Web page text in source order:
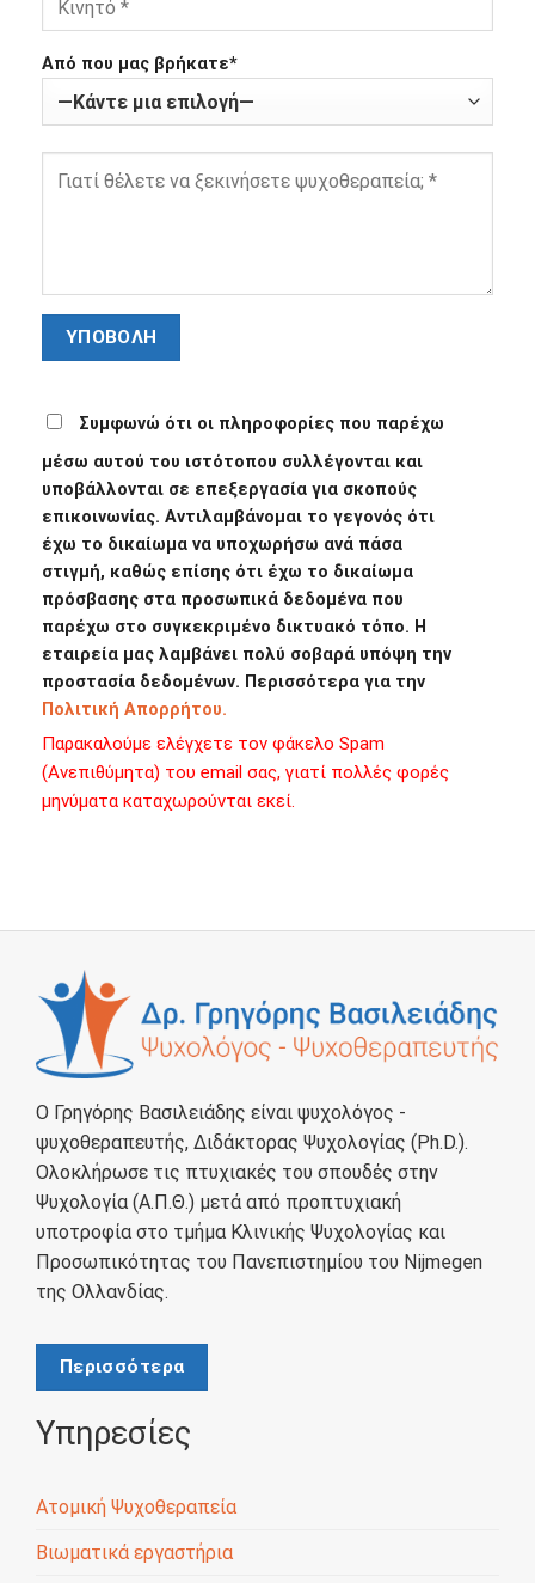
Από που μας βρήκατε*
Συμφωνώ ότι οι πληροφορίες που παρέχω
μέσω αυτού του ιστότοπου συλλέγονται και
υποβάλλονται σε επεξεργασία για σκοπούς
επικοινωνίας. Αντιλαμβάνομαι το γεγονός ότι
έχω το δικαίωμα να υποχωρήσω ανά πάσα
στιγμή, καθώς επίσης ότι έχω το δικαίωμα
πρόσβασης στα προσωπικά δεδομένα που
παρέχω στο συγκεκριμένο δικτυακό τόπο. Η
εταιρεία μας λαμβάνει πολύ σοβαρά υπόψη την
προστασία δεδομένων. Περισσότερα για την
Πολιτική Απορρήτου.
Παρακαλούμε ελέγχετε τον φάκελο Spam
(Ανεπιθύμητα) του email σας, γιατί πολλές φορές
μηνύματα καταχωρούνται εκεί.
Ο Γρηγόρης Βασιλειάδης είναι ψυχολόγος -
ψυχοθεραπευτής, Διδάκτορας Ψυχολογίας (Ph.D.).
Ολοκλήρωσε τις πτυχιακές του σπουδές στην
Ψυχολογία (Α.Π.Θ.) μετά από προπτυχιακή
υποτροφία στο τμήμα Κλινικής Ψυχολογίας και
Προσωπικότητας του Πανεπιστημίου του Nijmegen
της Ολλανδίας.
Περισσότερα
Υπηρεσίες
Ατομική Ψυχοθεραπεία
Βιωματικά εργαστήρια